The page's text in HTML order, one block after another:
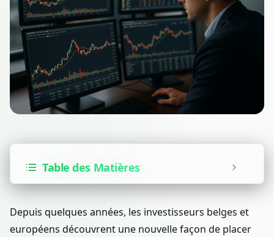
Table des Matières
Depuis quelques années, les investisseurs belges et
européens découvrent une nouvelle façon de placer